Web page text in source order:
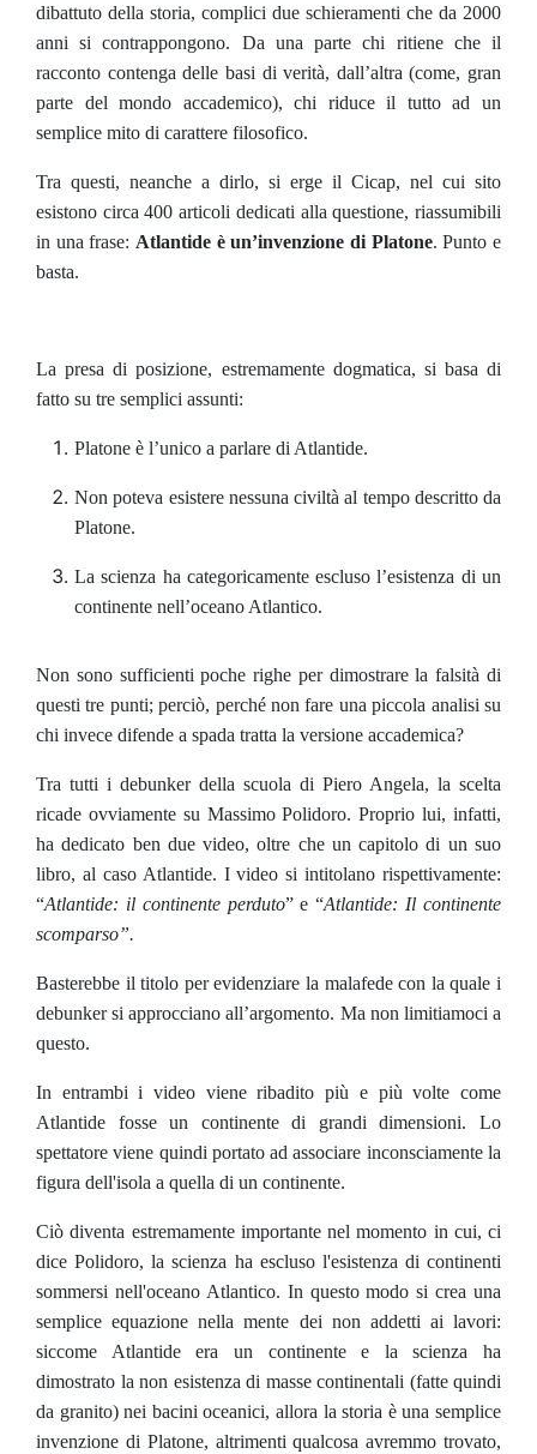
dibattuto della storia, complici due schieramenti che da 2000
anni si contrappongono. Da una parte chi ritiene che il
racconto contenga delle basi di verità, dall’altra (come, gran
parte del mondo accademico), chi riduce il tutto ad un
semplice mito di carattere filosofico.
Tra questi, neanche a dirlo, si erge il Cicap, nel cui sito
esistono circa 400 articoli dedicati alla questione, riassumibili
in una frase: Atlantide è un’invenzione di Platone. Punto e
basta.
La presa di posizione, estremamente dogmatica, si basa di
fatto su tre semplici assunti:
Platone è l’unico a parlare di Atlantide.
Non poteva esistere nessuna civiltà al tempo descritto da
Platone.
La scienza ha categoricamente escluso l’esistenza di un
continente nell’oceano Atlantico.
Non sono sufficienti poche righe per dimostrare la falsità di
questi tre punti; perciò, perché non fare una piccola analisi su
chi invece difende a spada tratta la versione accademica?
Tra tutti i debunker della scuola di Piero Angela, la scelta
ricade ovviamente su Massimo Polidoro. Proprio lui, infatti,
ha dedicato ben due video, oltre che un capitolo di un suo
libro, al caso Atlantide. I video si intitolano rispettivamente:
“Atlantide: il continente perduto” e “Atlantide: Il continente
scomparso”.
Basterebbe il titolo per evidenziare la malafede con la quale i
debunker si approcciano all’argomento. Ma non limitiamoci a
questo.
In entrambi i video viene ribadito più e più volte come
Atlantide fosse un continente di grandi dimensioni. Lo
spettatore viene quindi portato ad associare inconsciamente la
figura dell'isola a quella di un continente.
Ciò diventa estremamente importante nel momento in cui, ci
dice Polidoro, la scienza ha escluso l'esistenza di continenti
sommersi nell'oceano Atlantico. In questo modo si crea una
semplice equazione nella mente dei non addetti ai lavori:
siccome Atlantide era un continente e la scienza ha
dimostrato la non esistenza di masse continentali (fatte quindi
da granito) nei bacini oceanici, allora la storia è una semplice
invenzione di Platone, altrimenti qualcosa avremmo trovato,